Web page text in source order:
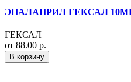
ЭНАЛАПРИЛ ГЕКСАЛ
ГЕКСАЛ
от 88.00 р.
В корзину